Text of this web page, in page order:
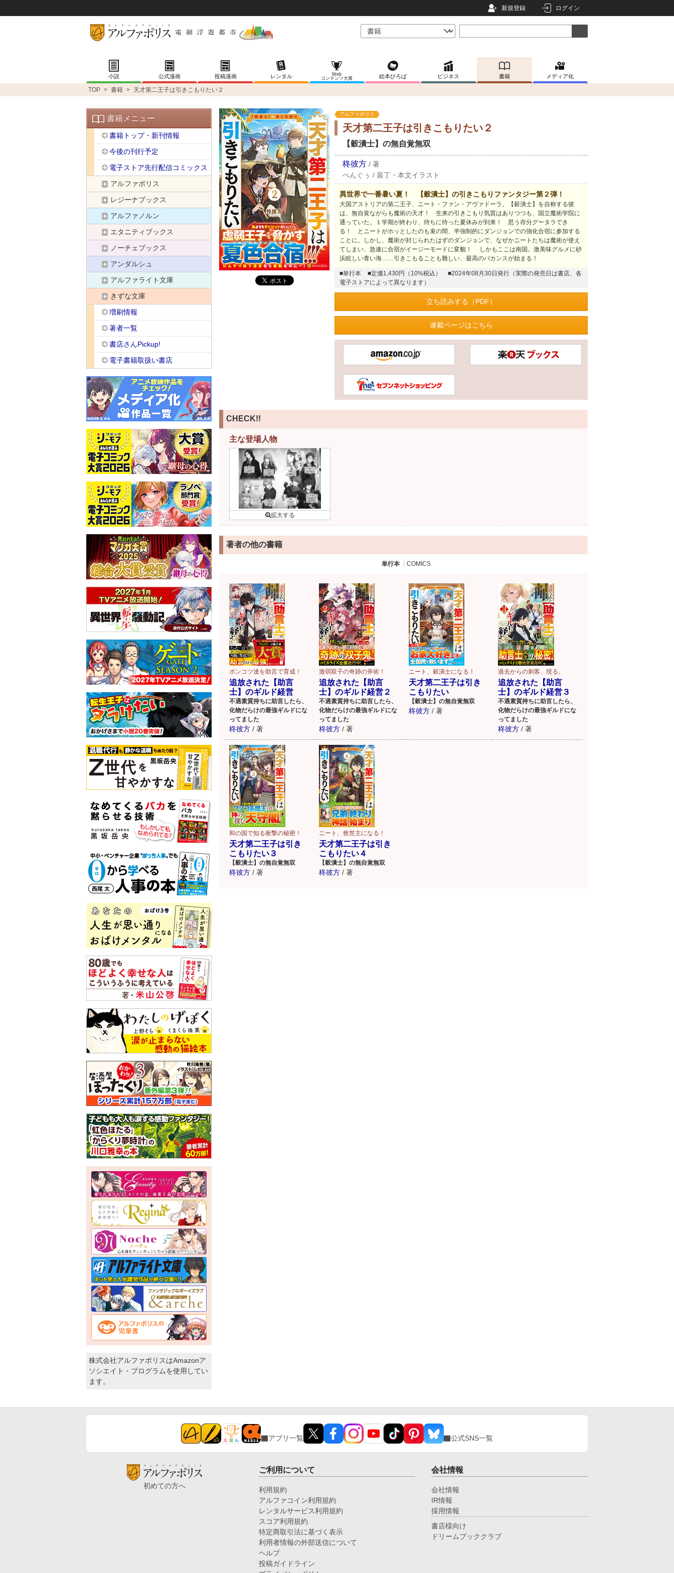
新規登録 ログイン
小説 公式漫画 投稿漫画 レンタル
Web
コンテンツ大賞
絵本ひろば ビジネス 書籍 メディア化
TOP > 書籍 > 天才第二王子は引きこもりたい２
アルファポリス
天才第二王子は引きこもりたい２
【穀潰士】の無自覚無双
柊彼方 / 著
ぺんぐぅ / 装丁・本文イラスト
異世界で一番暑い夏！ 【穀潰士】の引きこもりファンタジー第２弾！
大国アストリアの第二王子、ニート・ファン・アヴァドーラ。【穀潰士】を自称する彼
は、無自覚ながらも魔術の天才！ 生来の引きこもり気質はありつつも、国立魔術学院に
通っていた。１学期が終わり、待ちに待った夏休みが到来！ 思う存分グータラでき
る！ とニートがホッとしたのも束の間、半強制的にダンジョンでの強化合宿に参加する
ことに。しかし、魔術が封じられたはずのダンジョンで、なぜかニートたちは魔術が使え
てしまい、急速に合宿がイージーモードに変貌！ しかもここは南国。激美味グルメに砂
浜眩しい青い海……引きこもることも難しい、最高のバカンスが始まる！
■単行本 ■定価1,430円（10%税込）
■2024年08月30日発行（実際の発売日は書店、各
電子ストアによって異なります）
立ち読みする（PDF）
連載ページはこちら
CHECK!!
主な登場人物
著者の他の書籍
単行本 COMICS
ポンコツ達を助言で育成！
追放された【助言
士】のギルド経営
不遇素質持ちに助言したら、
化物だらけの最強ギルドにな
ってました
柊彼方 / 著
激弱双子の奇跡の斧術！
追放された【助言
士】のギルド経営２
不遇素質持ちに助言したら、
化物だらけの最強ギルドにな
ってました
柊彼方 / 著
ニート、穀潰士になる！
天才第二王子は引き
こもりたい
【穀潰士】の無自覚無双
柊彼方 / 著
過去からの刺客、現る。
追放された【助言
士】のギルド経営３
不遇素質持ちに助言したら、
化物だらけの最強ギルドにな
ってました
柊彼方 / 著
和の国で知る衝撃の秘密！
天才第二王子は引き
こもりたい３
【穀潰士】の無自覚無双
柊彼方 / 著
ニート、救世主になる！
天才第二王子は引き
こもりたい４
【穀潰士】の無自覚無双
柊彼方 / 著
書籍メニュー
書籍トップ・新刊情報
今後の刊行予定
電子ストア先行配信コミックス
アルファポリス
レジーナブックス
アルファノルン
エタニティブックス
ノーチェブックス
アンダルシュ
アルファライト文庫
きずな文庫
増刷情報
著者一覧
書店さんPickup!
電子書籍取扱い書店
株式会社アルファポリスはAmazonア
ソシエイト・プログラムを使用してい
ます。
アプリ一覧 公式SNS一覧
初めての方へ
ご利用について
利用規約
アルファコイン利用規約
レンタルサービス利用規約
スコア利用規約
特定商取引法に基づく表示
利用者情報の外部送信について
ヘルプ
投稿ガイドライン
会社情報
会社情報
IR情報
採用情報
書店様向け
ドリームブッククラブ